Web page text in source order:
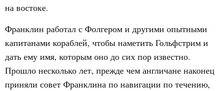
на востоке.
Франклин работал с Фолгером и другими опытными
капитанами кораблей, чтобы наметить Гольфстрим и
дать ему имя, которым оно до сих пор известно.
Прошло несколько лет, прежде чем англичане наконец
приняли совет Франклина по навигации по течению,